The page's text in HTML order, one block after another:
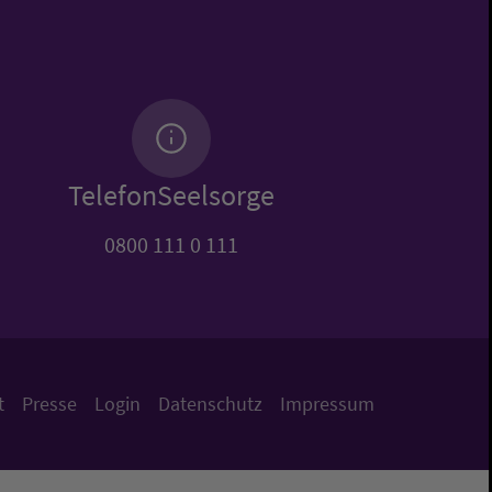
TelefonSeelsorge
0800 111 0 111
Presse Login Datenschutz Impressum